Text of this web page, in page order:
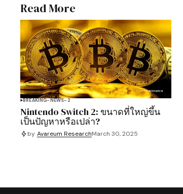
Read More
BREAKING-NEWS-2
Nintendo Switch 2: ขนาดที่ใหญ่ขึ้น
เป็นปัญหาหรือเปล่า?
by Avareum ResearchMarch 30, 2025